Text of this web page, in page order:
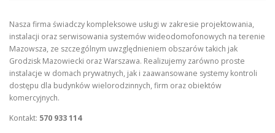
Nasza firma świadczy kompleksowe usługi w zakresie projektowania,
instalacji oraz serwisowania systemów wideodomofonowych na terenie
Mazowsza, ze szczególnym uwzględnieniem obszarów takich jak
Grodzisk Mazowiecki oraz Warszawa. Realizujemy zarówno proste
instalacje w domach prywatnych, jak i zaawansowane systemy kontroli
dostępu dla budynków wielorodzinnych, firm oraz obiektów
komercyjnych.
Kontakt: 570 933 114